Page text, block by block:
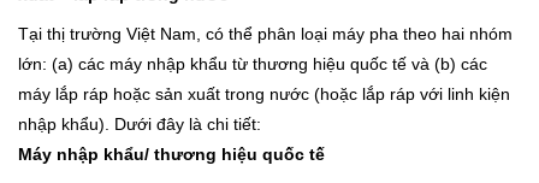
Tại thị trường Việt Nam, có thể phân loại máy pha theo hai nhóm
lớn: (a) các máy nhập khẩu từ thương hiệu quốc tế và (b) các
máy lắp ráp hoặc sản xuất trong nước (hoặc lắp ráp với linh kiện
nhập khẩu). Dưới đây là chi tiết:
Máy nhập khẩu/ thương hiệu quốc tế